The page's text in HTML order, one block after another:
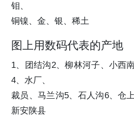
钼、
铜镍、金、银、稀土
图上用数码代表的产地
1、团结沟2、柳林河子、小西
4、水厂、
裁员、马兰沟5、石人沟6、仓
新安陕县